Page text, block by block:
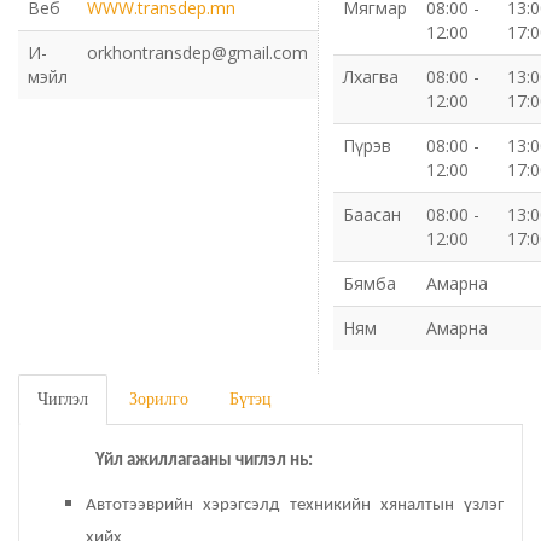
Газрын харилцаа барилга хот байгуулалтын газар
Орхон аймаг дахь Гаалийн газар
Орхон аймгийн Байгаль орчны газар
Санхүүгийн хяналт, дотоод аудитын газар
Веб
WWW.transdep.mn
И-
мэйл
orkhontransdep@gmail.com
Мягмар
08:00 -
12:00
Лхагва
08:00 -
12:00
Пүрэв
08:00 -
12:00
Баасан
08:00 -
12:00
Бямба
Амарна
Ням
Амарна
Чиглэл Зорилго Бүтэц
Үйл ажиллагааны чиглэл нь:
Автотээврийн хэрэгсэлд техникийн хяналтын үзлэг